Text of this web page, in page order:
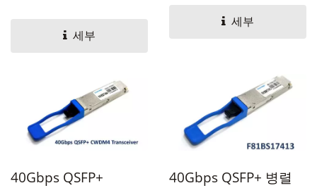
세부
세부
40Gbps QSFP+
40Gbps QSFP+ 병렬